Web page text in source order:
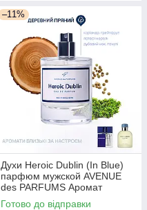
–11%
Духи Heroic Dublin (In Blue)
парфюм мужской AVENUE
des PARFUMS Аромат
настоящих мужчин
Готово до відправки